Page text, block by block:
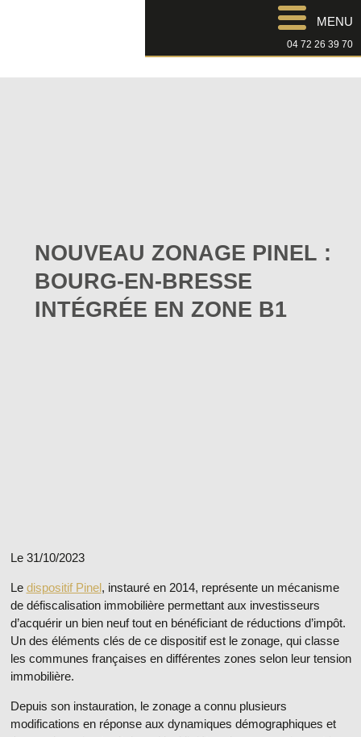
MENU
04 72 26 39 70
NOUVEAU ZONAGE PINEL :
BOURG-EN-BRESSE
INTÉGRÉE EN ZONE B1
Le 31/10/2023
Le dispositif Pinel, instauré en 2014, représente un mécanisme
de défiscalisation immobilière permettant aux investisseurs
d’acquérir un bien neuf tout en bénéficiant de réductions d’impôt.
Un des éléments clés de ce dispositif est le zonage, qui classe
les communes françaises en différentes zones selon leur tension
immobilière.
Depuis son instauration, le zonage a connu plusieurs
modifications en réponse aux dynamiques démographiques et